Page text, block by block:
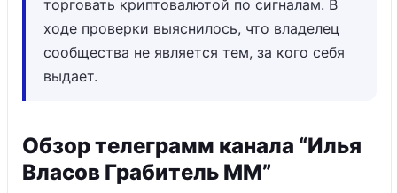
торговать криптовалютой по сигналам. В
ходе проверки выяснилось, что владелец
сообщества не является тем, за кого себя
выдает.
Обзор телеграмм канала “Илья
Власов Грабитель ММ”